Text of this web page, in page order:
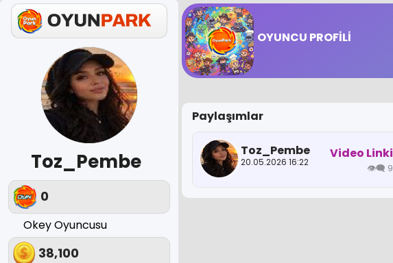
Toz_Pembe
0
Okey Oyuncusu
38,100
OYUNCU PROFİLİ
Paylaşımlar
Toz_Pembe
20.05.2026 16:22
Video Linki
👁️‍🗨️ 9